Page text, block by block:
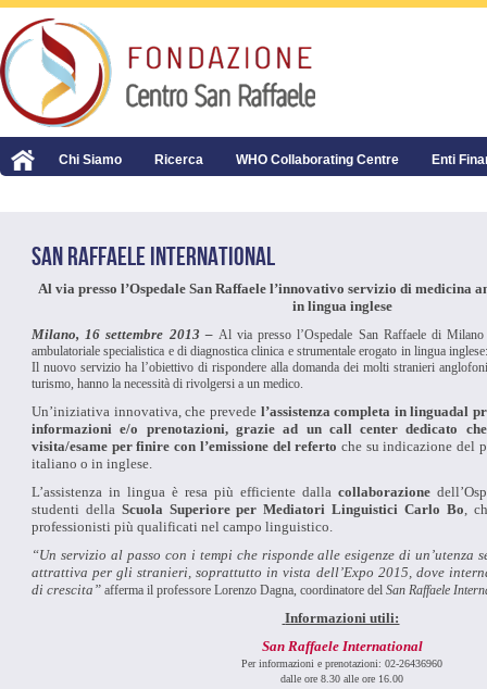
Chi Siamo Ricerca WHO Collaborating Centre Enti
SAN RAFFAELE INTERNATIONAL
Al via presso l’Ospedale San Raffaele l’innovativo servizio di medicina
in lingua inglese
Milano, 16 settembre 2013 – Al via presso l’Ospedale San Raffaele di
ambulatoriale specialistica e di diagnostica clinica e strumentale erogato in lingua
Il nuovo servizio ha l’obiettivo di rispondere alla domanda dei molti stranieri
turismo, hanno la necessità di rivolgersi a un medico.
Un’iniziativa innovativa, che prevede l’assistenza completa in linguadal
informazioni e/o prenotazioni, grazie ad un call center dedicato
visita/esame per finire con l’emissione del referto che su indicazione del
italiano o in inglese.
L’assistenza in lingua è resa più efficiente dalla collaborazione
studenti della Scuola Superiore per Mediatori Linguistici Carlo Bo,
professionisti più qualificati nel campo linguistico.
“Un servizio al passo con i tempi che risponde alle esigenze di un’utenza
attrattiva per gli stranieri, soprattutto in vista dell’Expo 2015, dove
di crescita” afferma il professore Lorenzo Dagna, coordinatore del San Raffaele
Informazioni utili:
San Raffaele International
Per informazioni e prenotazioni: 02-26436960
dalle ore 8.30 alle ore 16.00